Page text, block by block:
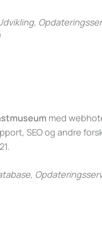
med
SEO og andre